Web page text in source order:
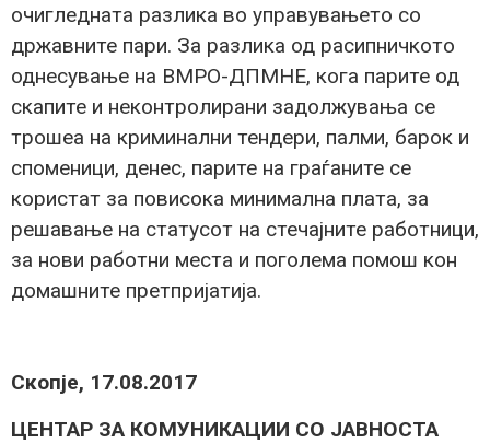
очигледната разлика во управувањето со
државните пари. За разлика од расипничкото
однесување на ВМРО-ДПМНЕ, кога парите од
скапите и неконтролирани задолжувања се
трошеа на криминални тендери, палми, барок и
споменици, денес, парите на граѓаните се
користат за повисока минимална плата, за
решавање на статусот на стечајните работници,
за нови работни места и поголема помош кон
домашните претпријатија.
Скопје, 17.08.2017
ЦЕНТАР ЗА КОМУНИКАЦИИ СО ЈАВНОСТА